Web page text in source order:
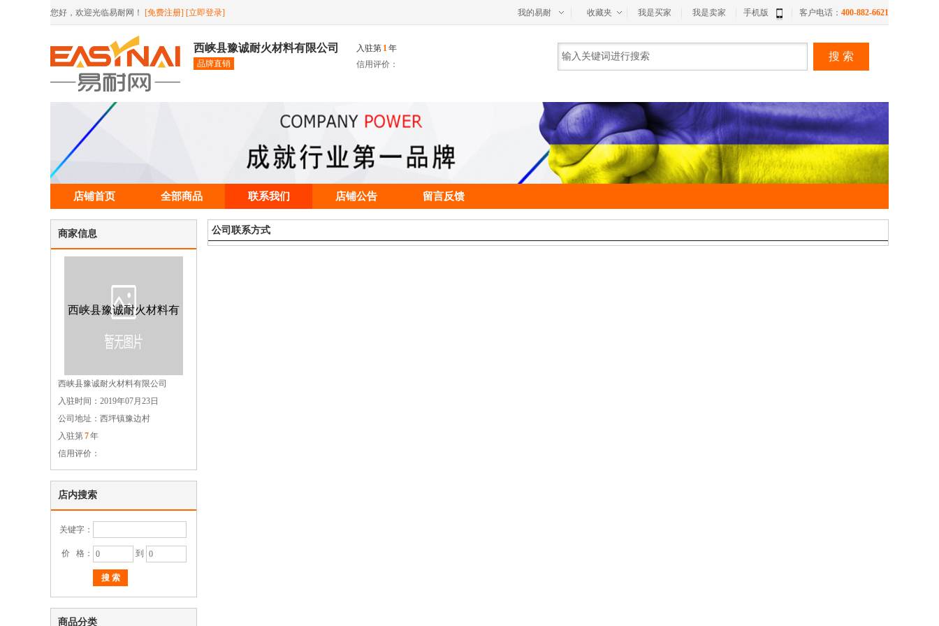
我的易耐 收藏夹 我是买家 我是卖家 手机版 客户电话： 400-882-6621
您好，欢迎光临易耐网！ [免费注册] [立即登录]
西峡县豫诚耐火材料有限公司
品牌直销
入驻第 1年
信用评价：
搜 索
店铺首页 全部商品 联系我们 店铺公告 留言反馈
商家信息
西峡县豫诚耐火材料有
限公司
西峡县豫诚耐火材料有限公司
入驻时间：2019年07月23日
公司地址：西坪镇豫边村
入驻第7年
信用评价：
店内搜索
关键字：
价 格： 到
搜 索
商品分类
公司联系方式